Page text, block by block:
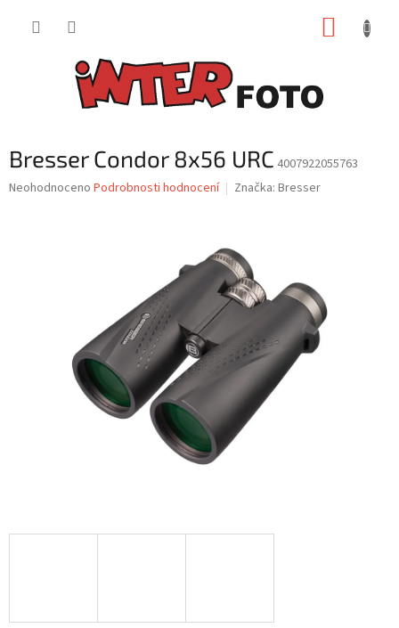
Bresser Condor 8x56 URC 4007922055763
Průměrné
Neohodnoceno Podrobnosti hodnocení Značka: Bresser